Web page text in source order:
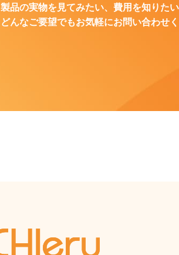
製品の実物を見てみたい、費用を知りた
どんなご要望でもお気軽にお問い合わせく